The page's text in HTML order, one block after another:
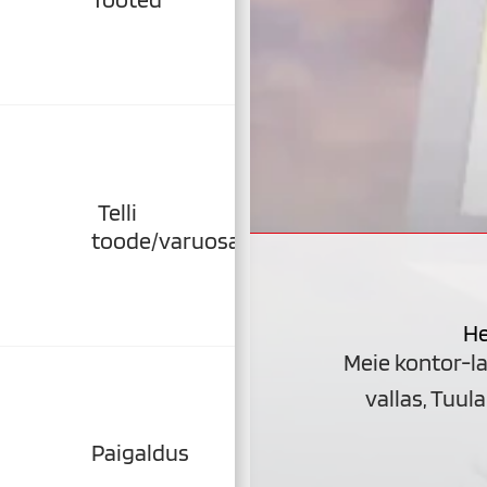
Telli
toode/varuosa
Paigaldus
Meie kontor-
vallas,